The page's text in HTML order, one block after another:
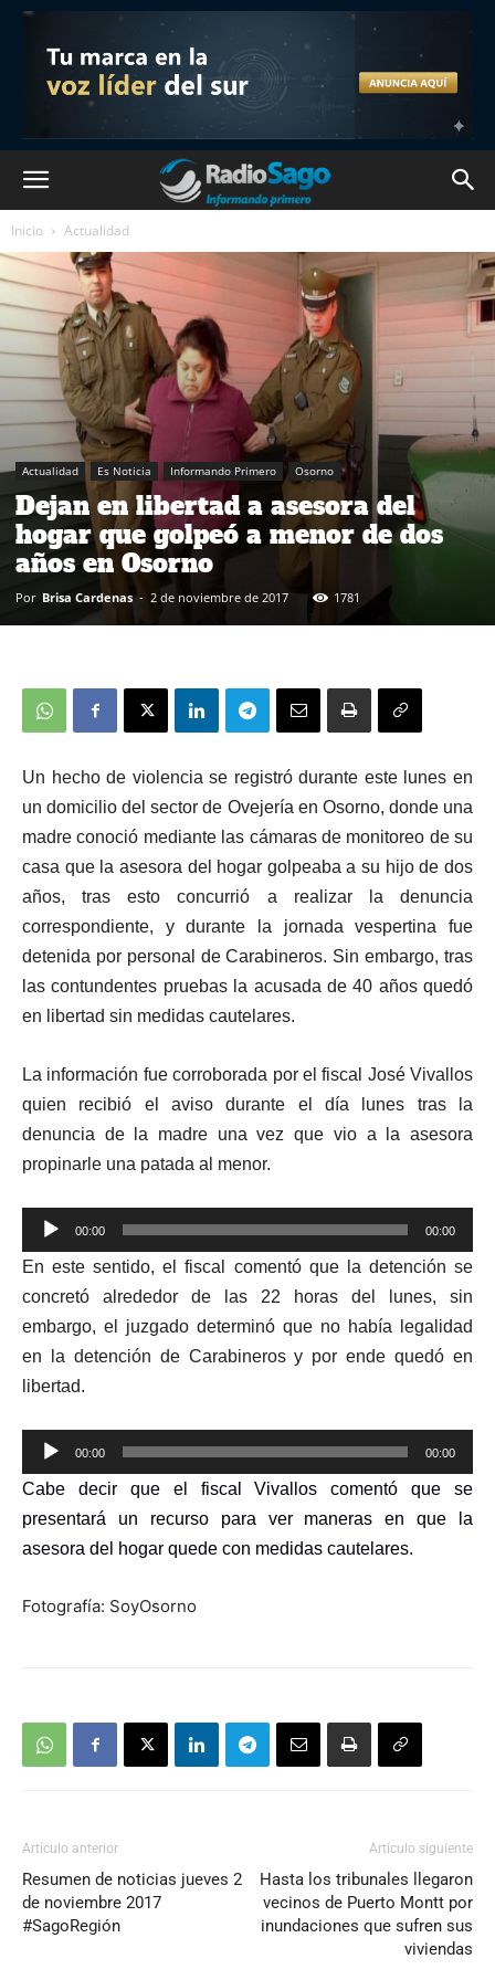
Inicio Actualidad
Actualidad Es Noticia Informando Primero Osorno
Dejan en libertad a asesora del
hogar que golpeó a menor de dos
años en Osorno
Por Brisa Cardenas - 2 de noviembre de 2017 1781
Un hecho de violencia se registró durante este lunes en
un domicilio del sector de Ovejería en Osorno, donde una
madre conoció mediante las cámaras de monitoreo de su
casa que la asesora del hogar golpeaba a su hijo de dos
años, tras esto concurrió a realizar la denuncia
correspondiente, y durante la jornada vespertina fue
detenida por personal de Carabineros. Sin embargo, tras
las contundentes pruebas la acusada de 40 años quedó
en libertad sin medidas cautelares.
La información fue corroborada por el fiscal José Vivallos
quien recibió el aviso durante el día lunes tras la
denuncia de la madre una vez que vio a la asesora
propinarle una patada al menor.
Reproductor
de
audio
00:00 00:00
En este sentido, el fiscal comentó que la detención se
concretó alrededor de las 22 horas del lunes, sin
embargo, el juzgado determinó que no había legalidad
en la detención de Carabineros y por ende quedó en
libertad.
Reproductor
de
audio
00:00 00:00
Cabe decir que el fiscal Vivallos comentó que se
presentará un recurso para ver maneras en que la
asesora del hogar quede con medidas cautelares.
Fotografía: SoyOsorno
Artículo anterior
Resumen de noticias jueves 2
de noviembre 2017
#SagoRegión
Artículo siguiente
Hasta los tribunales llegaron
vecinos de Puerto Montt por
inundaciones que sufren sus
viviendas